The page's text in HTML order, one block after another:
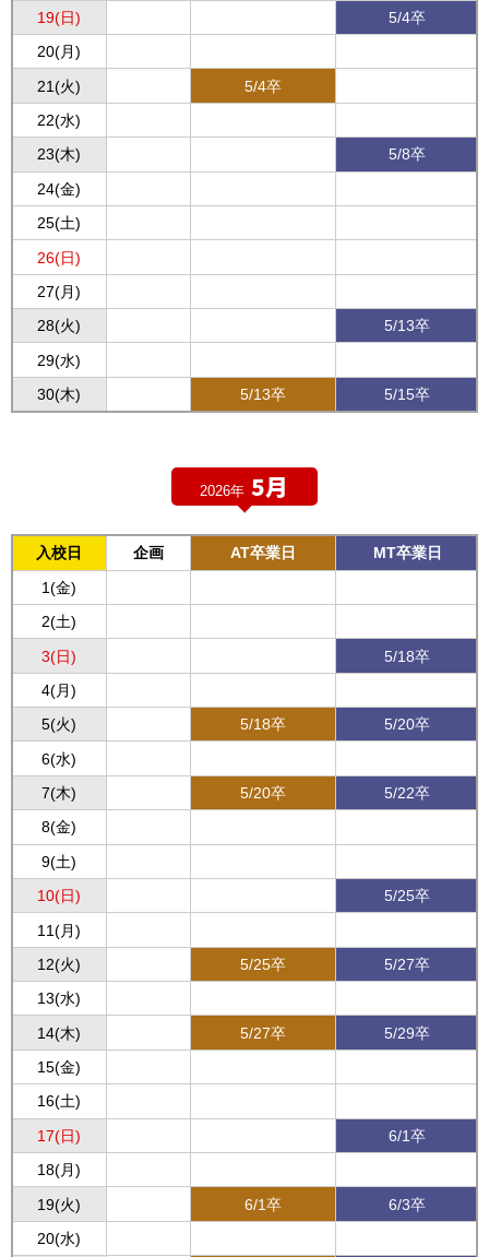
19(日)
5/4卒
20(月)
21(火)
5/4卒
22(水)
23(木)
5/8卒
24(金)
25(土)
26(日)
27(月)
28(火)
5/13卒
29(水)
30(木)
5/13卒 5/15卒
2026年 5月
入校日 企画 AT卒業日
MT卒業日
1(金)
2(土)
3(日)
5/18卒
4(月)
5(火)
5/18卒
5/20卒
6(水)
7(木)
5/20卒
5/22卒
8(金)
9(土)
10(日)
5/25卒
11(月)
12(火)
5/25卒
5/27卒
13(水)
14(木)
5/27卒
5/29卒
15(金)
16(土)
17(日)
6/1卒
18(月)
19(火)
6/1卒
6/3卒
20(水)